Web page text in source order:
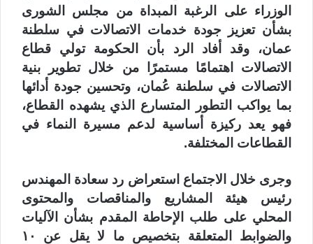
الوزراء على الرغبة المبداة من مجلس الشورى
بشأن تعزيز جودة خدمات الاتصالات في سلطنة
عمان، وقد أفاد الرد بأن الحكومة تولي قطاع
الاتصالات اهتمامًا مستمرًا من خلال تطوير بنية
الاتصالات في سلطنة عُمان، وتحسين جودة أدائها
بما يواكب التطور المتسارع الذي يشهده القطاع،
فهو يعد ركيزة أساسية لدعم مسيرة النماء في
القطاعات المختلفة.
وجرى خلال الاجتماع استعراض رد سعادة المهندس
رئيس هيئة المشاريع والمناقصات والمحتوى
المحلي على طلب الإحاطة المقدم بشأن الآليات
والضوابط المتعلقة بتخصيص ما لا يقل عن ١٠